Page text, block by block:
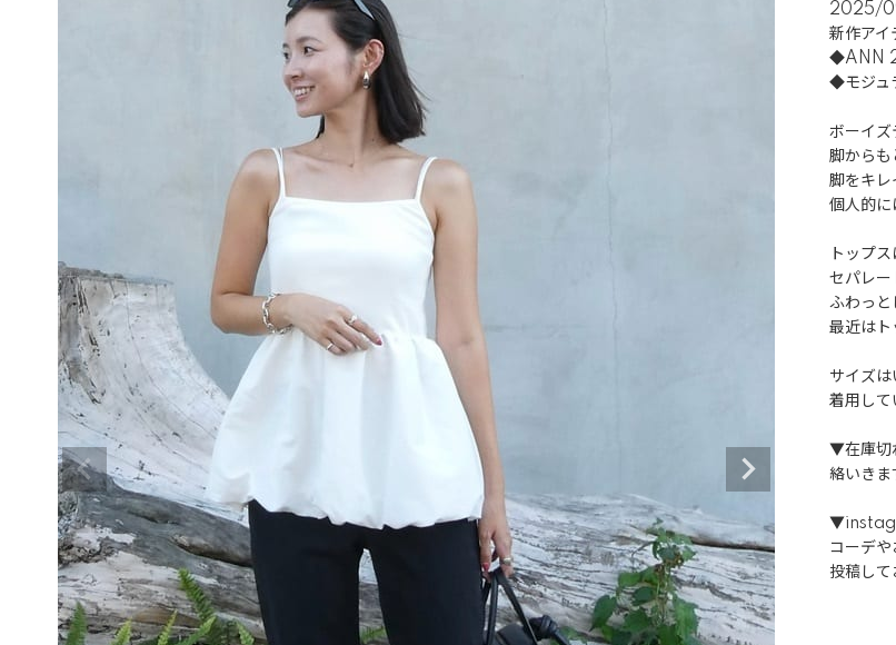
2025/
新作ア
◆ANN
◆モジュ
ボーイ
脚からも
脚をキレ
個人的に
トップ
セパレ
ふわっと
最近は
サイズ
着用して
▼在庫切
絡いき
コーデ
投稿し